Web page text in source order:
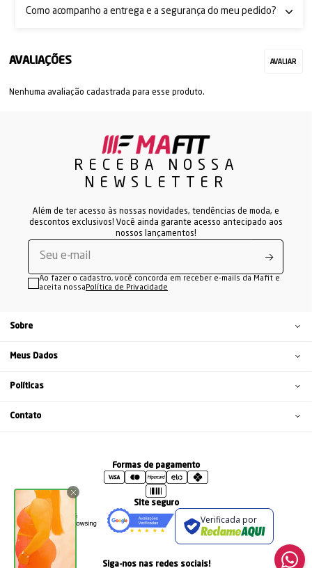
Como acompanho a entrega e a segurança do meu pedido?
Nenhuma avaliação cadastrada para esse produto.
RECEBA NOSSA
NEWSLETTER
Além de ter acesso às nossas novidades, tendências de moda, e
descontos exclusivos! Você ainda garante acesso antecipado aos
nossos lançamentos!
Ao fazer o cadastro, você concorda em receber e-mails da Mafit e
aceita nossa Política de Privacidade
Sobre
Meus Dados
Políticas
Contato
Formas de pagamento
Site seguro
Verificada por
Siga-nos nas redes sociais!